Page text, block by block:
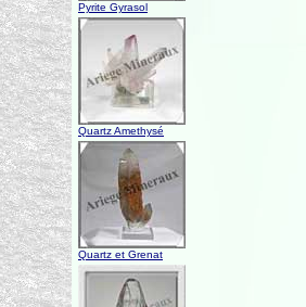
Pyrite Gyrasol
Quartz Amethysé
Quartz et Grenat